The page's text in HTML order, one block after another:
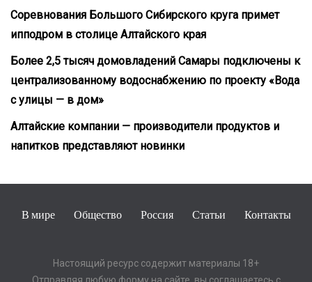
Соревнования Большого Сибирского круга примет
ипподром в столице Алтайского края
Более 2,5 тысяч домовладений Самары подключены к
централизованному водоснабжению по проекту «Вода
с улицы — в дом»
Алтайские компании — производители продуктов и
напитков представляют новинки
В мире Общество Россия Статьи Контакты
Настоящий ресурс содержит материалы 18+
Отправляя любую форму на сайте, вы соглашаетесь с